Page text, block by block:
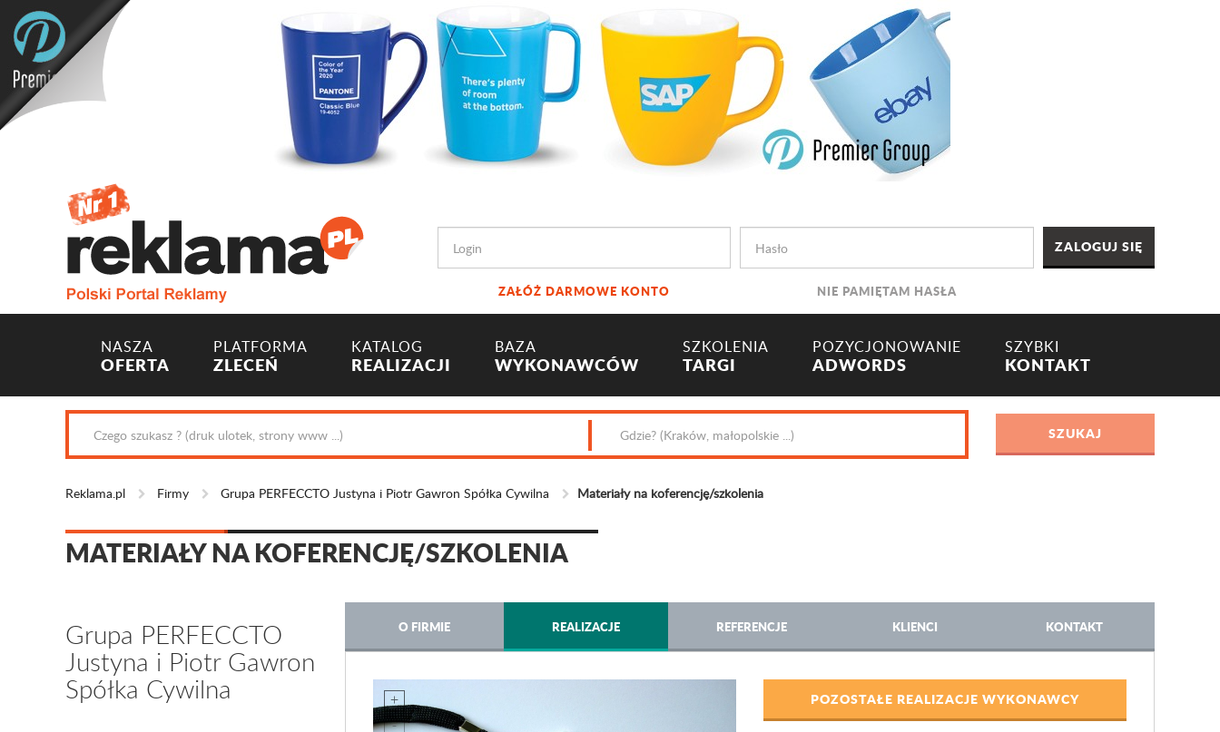
ZAŁÓŻ DARMOWE KONTO NIE PAMIĘTAM HASŁA
NASZA
OFERTA
PLATFORMA
ZLECEŃ
KATALOG
REALIZACJI
BAZA
WYKONAWCÓW
SZKOLENIA
TARGI
POZYCJONOWANIE
ADWORDS
SZYBKI
KONTAKT
Reklama.pl Firmy Grupa PERFECCTO Justyna i Piotr Gawron Spółka Cywilna Materiały na koferencję/szkolenia
MATERIAŁY NA KOFERENCJĘ/SZKOLENIA
Grupa PERFECCTO
Justyna i Piotr Gawron
Spółka Cywilna
O FIRMIE REALIZACJE REFERENCJE KLIENCI KONTAKT
POZOSTAŁE REALIZACJE WYKONAWCY